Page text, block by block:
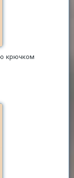
крючком